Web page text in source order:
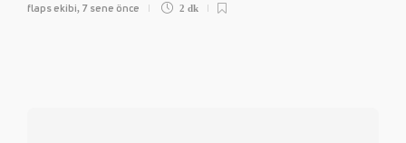
flaps ekibi, 7 sene önce 2 dk